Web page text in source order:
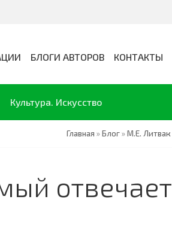
БЛОГИ АВТОРОВ КОНТАКТЫ
Культура. Искусство
Главная »Блог»М.Е. Литвак
отвечает